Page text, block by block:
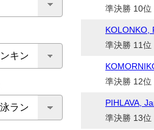
準決勝 10位
KOLONKO,
準決勝 11位
準決勝 12位
PIHLAVA,
準決勝 13位